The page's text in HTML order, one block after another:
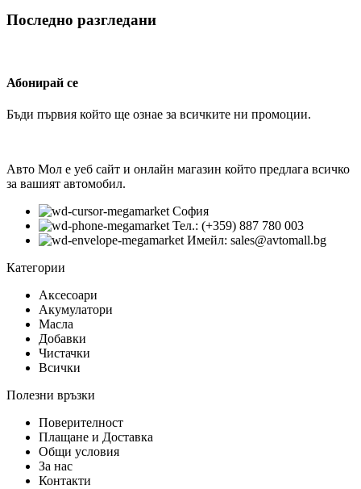
Последно разгледани
Абонирай се
Бъди първия който ще ознае за всичките ни промоции.
Авто Мол е уеб сайт и онлайн магазин който предлага всичко
за вашият автомобил.
София
Тел.: (+359) 887 780 003
Имейл: sales@avtomall.bg
Категории
Аксесоари
Акумулатори
Масла
Добавки
Чистачки
Всички
Полезни връзки
Поверителност
Плащане и Доставка
Общи условия
За нас
Контакти